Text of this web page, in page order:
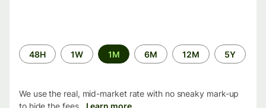
Time
period
48H 1W 1M 6M 12M 5Y
We use the real, mid-market rate with no sneaky mark-up